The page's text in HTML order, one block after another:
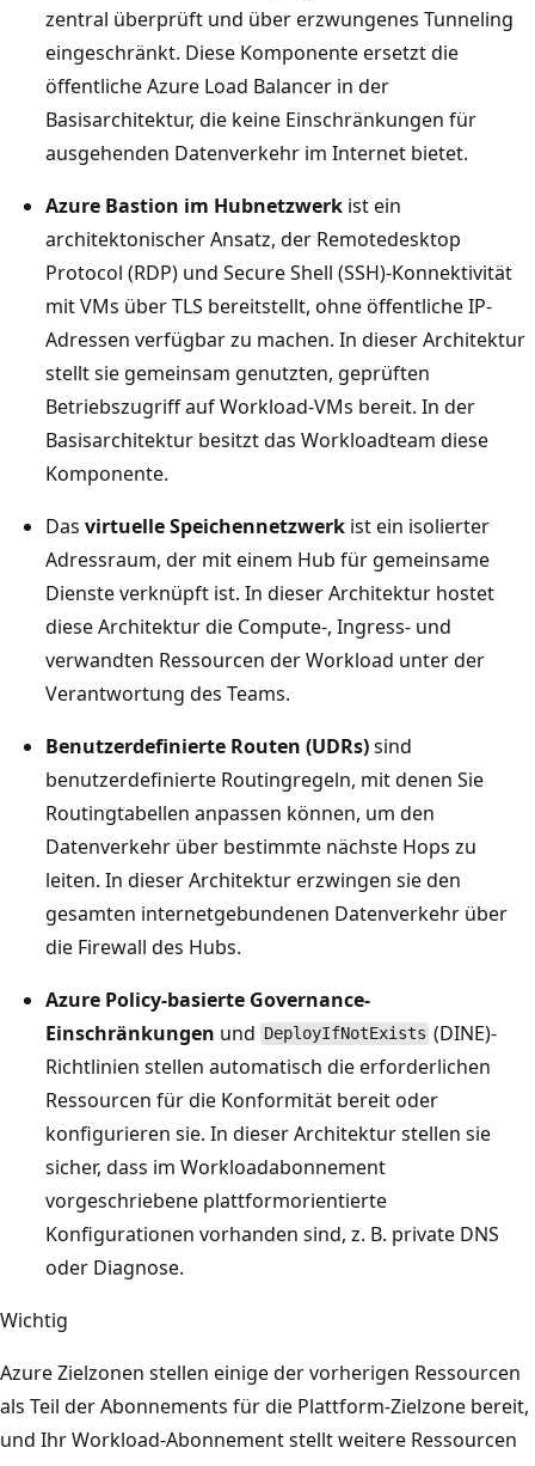
zentral überprüft und über erzwungenes Tunneling
eingeschränkt. Diese Komponente ersetzt die
öffentliche Azure Load Balancer in der
Basisarchitektur, die keine Einschränkungen für
ausgehenden Datenverkehr im Internet bietet.
Azure Bastion im Hubnetzwerk ist ein
architektonischer Ansatz, der Remotedesktop
Protocol (RDP) und Secure Shell (SSH)-Konnektivität
mit VMs über TLS bereitstellt, ohne öffentliche IP-
Adressen verfügbar zu machen. In dieser Architektur
stellt sie gemeinsam genutzten, geprüften
Betriebszugriff auf Workload-VMs bereit. In der
Basisarchitektur besitzt das Workloadteam diese
Komponente.
Das virtuelle Speichennetzwerk ist ein isolierter
Adressraum, der mit einem Hub für gemeinsame
Dienste verknüpft ist. In dieser Architektur hostet
diese Architektur die Compute-, Ingress- und
verwandten Ressourcen der Workload unter der
Verantwortung des Teams.
Benutzerdefinierte Routen (UDRs)sind
benutzerdefinierte Routingregeln, mit denen Sie
Routingtabellen anpassen können, um den
Datenverkehr über bestimmte nächste Hops zu
leiten. In dieser Architektur erzwingen sie den
gesamten internetgebundenen Datenverkehr über
die Firewall des Hubs.
Azure Policy-basierte Governance-
Einschränkungen und DeployIfNotExists (DINE)-
Richtlinien stellen automatisch die erforderlichen
Ressourcen für die Konformität bereit oder
konfigurieren sie. In dieser Architektur stellen sie
sicher, dass im Workloadabonnement
vorgeschriebene plattformorientierte
Konfigurationen vorhanden sind, z. B. private DNS
oder Diagnose.
Wichtig
Azure Zielzonen stellen einige der vorherigen Ressourcen
als Teil der Abonnements für die Plattform-Zielzone bereit,
und Ihr Workload-Abonnement stellt weitere Ressourcen